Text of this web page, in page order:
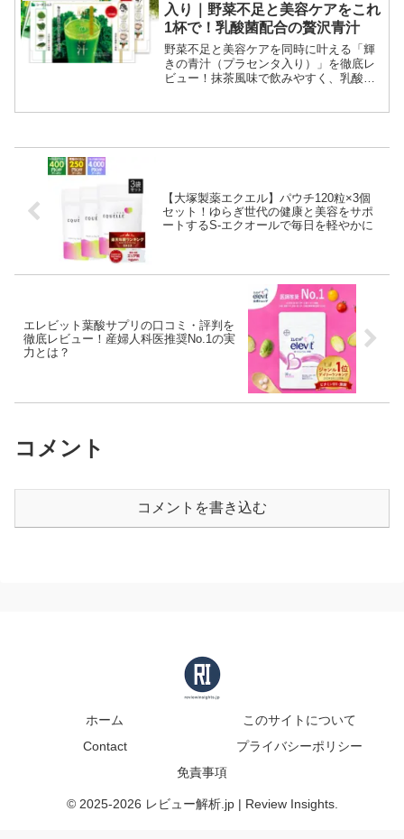
入り｜野菜不足と美容ケアをこれ
1杯で！乳酸菌配合の贅沢青汁
野菜不足と美容ケアを同時に叶える「輝
きの青汁（プラセンタ入り）」を徹底レ
ビュー！抹茶風味で飲みやすく、乳酸菌
【大塚製薬エクエル】パウチ120粒×3個
セット！ゆらぎ世代の健康と美容をサポ
ートするS-エクオールで毎日を軽やかに
エレビット葉酸サプリの口コミ・評判を
徹底レビュー！産婦人科医推奨No.1の実
力とは？
コメント
コメントを書き込む
ホーム
このサイトについて
Contact
プライバシーポリシー
免責事項
© 2025-2026 レビュー解析.jp | Review Insights.